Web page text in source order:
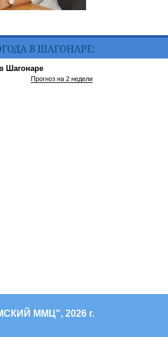
В ШАГОНАРЕ:
Шагонаре
Прогноз на 2 недели
ХЕМСКИЙ ММЦ", 2026 г.